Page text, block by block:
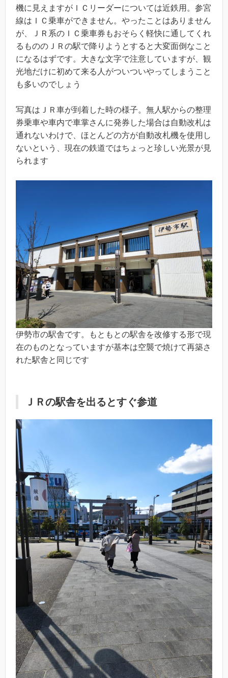
機に見えますがＩＣリーダーについては近鉄用。参宮
線はＩＣ乗車ができません。やったことはありません
が、ＪＲ系のＩＣ乗車券もおそらく軽快に通してくれ
るもののＪＲの駅で降りようとすると大変面倒なこと
になるはずです。大きな文字で注意していますが、観
光地だけに初めて来る人がついついやってしまうこと
も多いのでしょう
写真はＪＲ車が到着した時の様子。無人駅からの整理
券乗車や車内で車掌さんに発券した場合は自動改札は
通れないわけで、ほとんどの方が自動改札機を使用し
ないという、現在の鉄道ではちょっと珍しい光景が見
られます
伊勢市の駅舎です。もともとの駅舎を改修する形で現
在のものとなっていますが基本は空襲で焼けて再築さ
れた駅舎と同じです
ＪＲの駅舎を出るとすぐ参道